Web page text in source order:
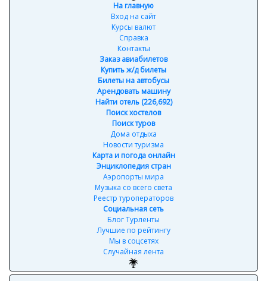
На главную
Вход на сайт
Курсы валют
Справка
Контакты
Заказ авиабилетов
Купить ж/д билеты
Билеты на автобусы
Арендовать машину
Найти отель (226,692)
Поиск хостелов
Поиск туров
Дома отдыха
Новости туризма
Карта и погода онлайн
Энциклопедия стран
Аэропорты мира
Музыка со всего света
Реестр туроператоров
Социальная сеть
Блог Турленты
Лучшие по рейтингу
Мы в соцсетях
Случайная лента